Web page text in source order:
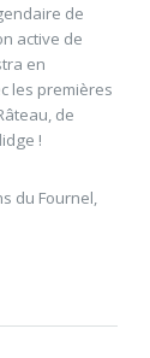
de
active de
en
les premières
de
!
du Fournel,